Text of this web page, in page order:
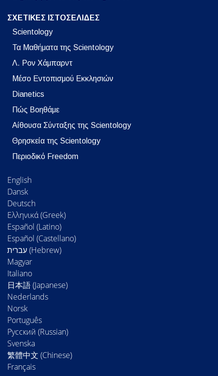
ΣΧΕΤΙΚΕΣ ΙΣΤΟΣΕΛΙΔΕΣ
Scientology
Τα Μαθήματα της Scientology
Λ. Ρον Χάμπαρντ
Μέσο Εντοπισμού Εκκλησιών
Dianetics
Πώς Βοηθάμε
Αίθουσα Σύνταξης της Scientology
Θρησκεία της Scientology
Περιοδικό Freedom
English
Dansk
Deutsch
Ελληνικά (Greek)
Español (Latino)
Español (Castellano)
Magyar
Italiano
日本語 (Japanese)
Nederlands
Norsk
Português
Русский (Russian)
Svenska
繁體中文 (Chinese)
Français